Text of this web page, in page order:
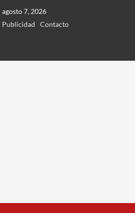
agosto 7, 2026
Publicidad
Contacto